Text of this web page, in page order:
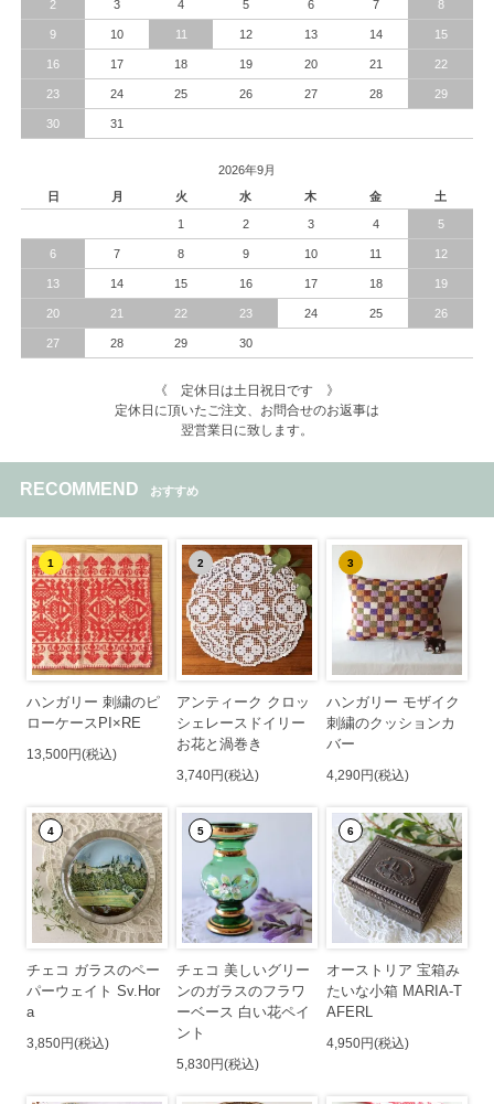
2 3 4 5 6 7 8
9 10 11 12 13 14 15
16 17 18 19 20 21 22
23 24 25 26 27 28 29
30 31
2026年9月
日
月 火 水 木 金 土
1 2 3 4 5
6 7 8 9 10 11 12
13 14 15 16 17 18 19
20 21 22 23 24 25 26
27 28 29 30
《 定休日は土日祝日です 》
定休日に頂いたご注文、お問合せのお返事は
翌営業日に致します。
RECOMMEND おすすめ
1
ハンガリー 刺繍のピ
ローケースPI×RE
13,500円(税込)
2
アンティーク クロッ
シェレースドイリー
お花と渦巻き
3,740円(税込)
3
ハンガリー モザイク
刺繍のクッションカ
バー
4,290円(税込)
4
チェコ ガラスのペー
パーウェイト Sv.Hor
a
3,850円(税込)
5
チェコ 美しいグリー
ンのガラスのフラワ
ーベース 白い花ペイ
ント
5,830円(税込)
6
オーストリア 宝箱み
たいな小箱 MARIA-T
AFERL
4,950円(税込)